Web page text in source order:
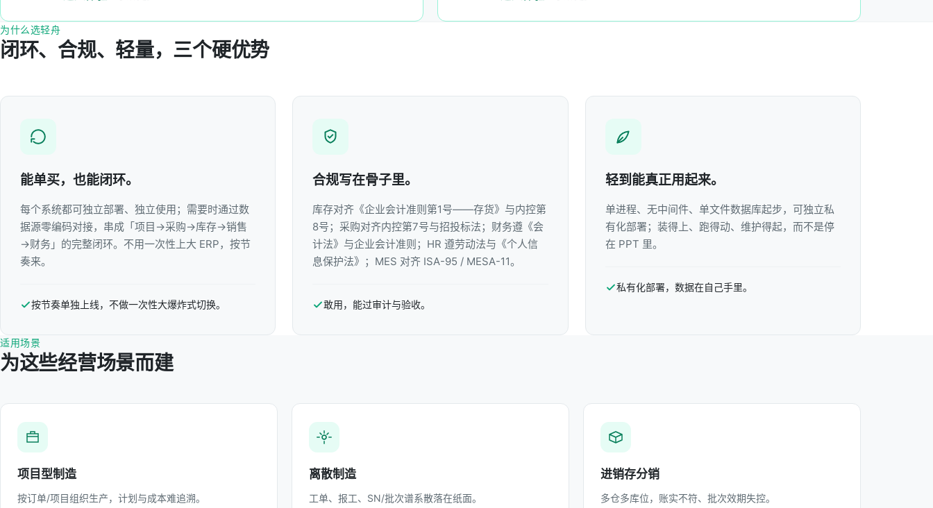
为什么选轻舟
闭环、合规、轻量，三个硬优势
能单买，也能闭环。
每个系统都可独立部署、独立使用；需要时通过数
据源零编码对接，串成「项目→采购→库存→销售
→财务」的完整闭环。不用一次性上大 ERP，按节
奏来。
按节奏单独上线，不做一次性大爆炸式切换。
合规写在骨子里。
库存对齐《企业会计准则第1号——存货》与内控第
8号；采购对齐内控第7号与招投标法；财务遵《会
计法》与企业会计准则；HR 遵劳动法与《个人信
息保护法》；MES 对齐 ISA-95 / MESA-11。
敢用，能过审计与验收。
轻到能真正用起来。
单进程、无中间件、单文件数据库起步，可独立私
有化部署；装得上、跑得动、维护得起，而不是停
在 PPT 里。
私有化部署，数据在自己手里。
适用场景
为这些经营场景而建
项目型制造
按订单/项目组织生产，计划与成本难追溯。
离散制造
工单、报工、SN/批次谱系散落在纸面。
进销存分销
多仓多库位，账实不符、批次效期失控。